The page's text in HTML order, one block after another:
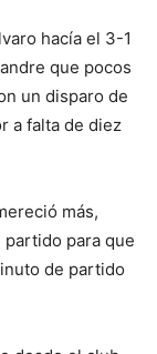
hacía el 3-1
que pocos
un disparo de
a falta de diez
más,
para que
de partido